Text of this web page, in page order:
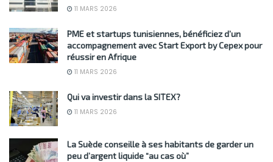
11 MARS 2026
PME et startups tunisiennes, bénéficiez d’un
accompagnement avec Start Export by Cepex pour
réussir en Afrique
11 MARS 2026
Qui va investir dans la SITEX?
11 MARS 2026
La Suède conseille à ses habitants de garder un
peu d’argent liquide “au cas où”